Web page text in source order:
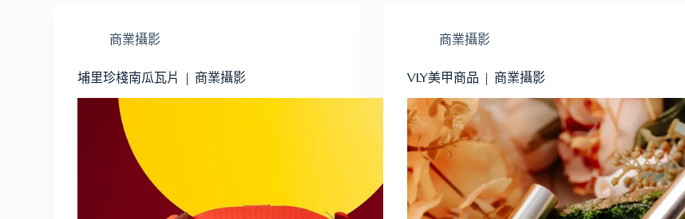
商業攝影
埔里珍棧南瓜瓦片 | 商業攝影
商業攝影
VLY美甲商品 | 商業攝影